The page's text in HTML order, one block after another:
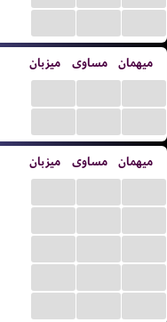
میزبان مساوی میهمان
میزبان مساوی میهمان